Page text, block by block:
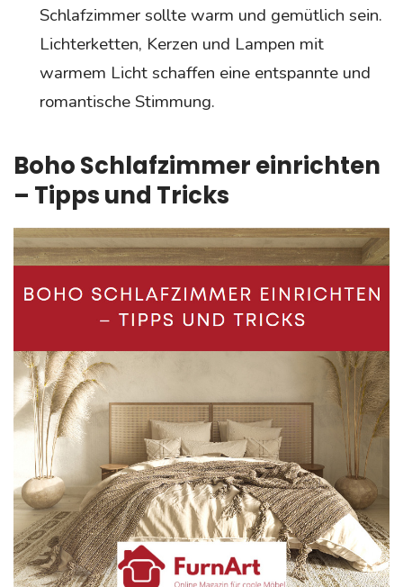
Schlafzimmer sollte warm und gemütlich sein.
Lichterketten, Kerzen und Lampen mit
warmem Licht schaffen eine entspannte und
romantische Stimmung.
Boho Schlafzimmer einrichten
– Tipps und Tricks